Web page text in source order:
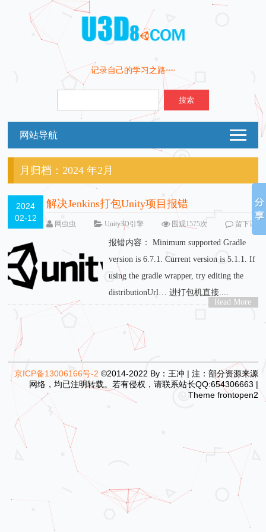
记录自己的学习之路~~
搜索
网站导航
月归档：2024 年2月
2024
02-12
解决Jenkins打包Unity项目报错
网虫虫 Unity3D引擎 围观1575次
留下评
报错内容： Minimum supported Gradle
version is 6.7.1. Current version is 5.1.1. If
using the gradle wrapper, try editing the
distributionUrl… 进打包机直接....
Read More
京ICP备13006166号-2 ©2014-2022 By：王冲 | 注：部分资源来源
网络，均已注明转载。若有侵权，请联系站长QQ:654306663 |
Theme frontopen2